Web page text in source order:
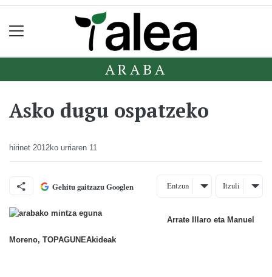
ARABA
Asko dugu ospatzeko
hirinet 2012ko urriaren 11
Gehitu gaitzazu Googlen Entzun Itzuli
Arrate Illaro eta Manuel
Moreno, TOPAGUNEAkideak